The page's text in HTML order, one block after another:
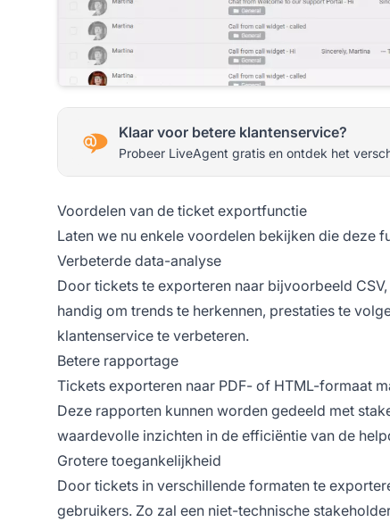
Klaar voor betere klantenservice?
Probeer LiveAgent gratis en ontdek het
Voordelen van de ticket exportfunctie
Laten we nu enkele voordelen bekijken die deze
Verbeterde data-analyse
Door tickets te exporteren naar bijvoorbeeld
handig om trends te herkennen, prestaties te
klantenservice te verbeteren.
Betere rapportage
Tickets exporteren naar PDF- of HTML-formaat
Deze rapporten kunnen worden gedeeld met
waardevolle inzichten in de efficiëntie van de
Grotere toegankelijkheid
Door tickets in verschillende formaten te
gebruikers. Zo zal een niet-technische